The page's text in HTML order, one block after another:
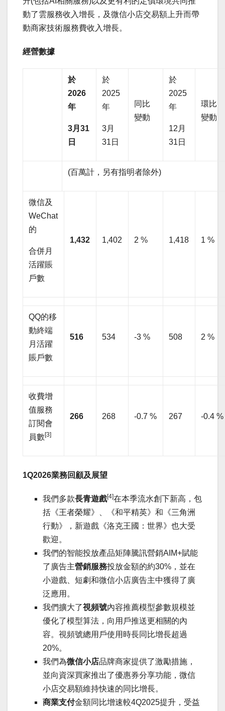
動了雲服務收入增長，及微信小店交易額上升而帶
動商家技術服務費收入增長。
經營數據
於
2026
年
3月31
日
於
2025
年
3月
31日
同比
變動
於
2025
年
12月
31日
環比
變動
(百萬計，另有指明者除外)
微信及
WeChat
的
合併月
活躍賬
戶數
1,432 1,402 2 % 1,418 1 %
QQ的移
動終端
月活躍
賬戶數
516 534 -3 % 508 2 %
收費增
值服務
訂閱會
員數[3]
266 268 -0.7 % 267 -0.4 %
1Q2026業務回顧及展望
我們多款長青遊戲[4]在本季流水創下新高，包
括《王者榮耀》、《和平精英》和《三角洲
行動》，新遊戲《洛克王國：世界》也大受
歡迎。
我們的智能投放產品矩陣騰訊營銷AIM+賦能
了廣告主營銷服務投放金額的約30%，並在
小遊戲、短劇和微信小店廣告主中獲得了廣
泛應用。
我們擴大了視頻號內容推薦模型參數規模並
優化了模型算法，向用戶推送更相關的內
容。視頻號總用戶使用時長同比增長超過
20%。
我們為微信小店品牌商家提供了激勵措施，
並向資深買家推出了優惠券分享功能，微信
小店交易額維持快速的同比增長。
商業支付金額同比增速較4Q2025提升，受益